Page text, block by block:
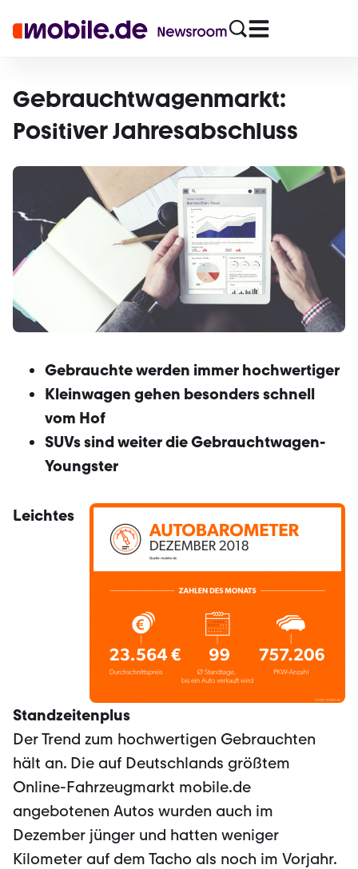
Gebrauchtwagenmarkt:
Positiver Jahresabschluss
Gebrauchte werden immer hochwertiger
Kleinwagen gehen besonders schnell
vom Hof
SUVs sind weiter die Gebrauchtwagen-
Youngster
Leichtes
Standzeitenplus
Der Trend zum hochwertigen Gebrauchten
hält an. Die auf Deutschlands größtem
Online-Fahrzeugmarkt mobile.de
angebotenen Autos wurden auch im
Dezember jünger und hatten weniger
Kilometer auf dem Tacho als noch im Vorjahr.